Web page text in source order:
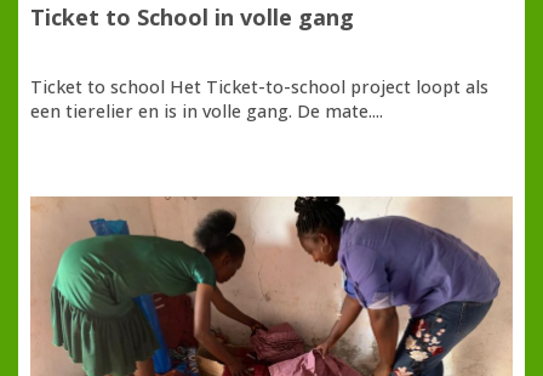
Ticket to School in volle gang
Ticket to school Het Ticket-to-school project loopt als
een tierelier en is in volle gang. De mate....